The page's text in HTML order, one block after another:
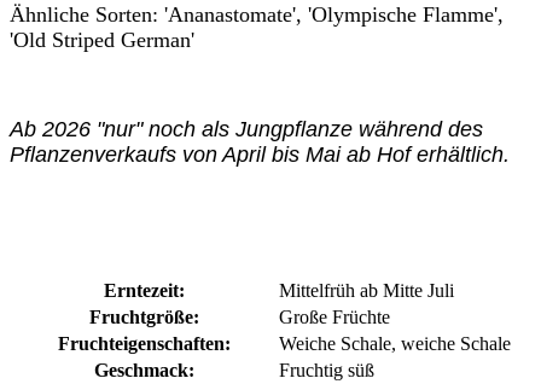
Ähnliche Sorten: 'Ananastomate', 'Olympische Flamme',
'Old Striped German'
Ab 2026 "nur" noch als Jungpflanze während des
Pflanzenverkaufs von April bis Mai ab Hof erhältlich.
Erntezeit:
Mittelfrüh ab Mitte Juli
Fruchtgröße:
Große Früchte
Fruchteigenschaften:
Weiche Schale, weiche Schale
Geschmack:
Fruchtig süß